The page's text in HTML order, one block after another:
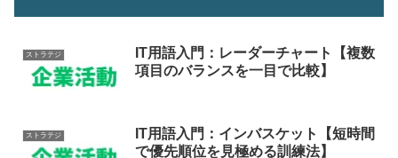
ストラテジ
IT用語入門：レーダーチャート【複数
項目のバランスを一目で比較】
ストラテジ
IT用語入門：インバスケット【短時間
で優先順位を見極める訓練法】